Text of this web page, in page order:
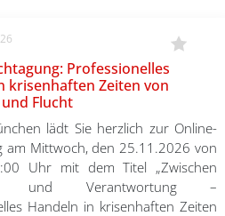
Professionelles
krisenhaften Zeiten von
Flucht
lädt Sie herzlich zur Online-
am Mittwoch, den 25.11.2026 von
Uhr mit dem Titel „Zwischen
und Verantwortung –
Handeln in krisenhaften Zeiten